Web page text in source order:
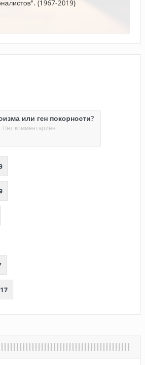
(1967-2019)
или ген покорности?
Нет комментариев